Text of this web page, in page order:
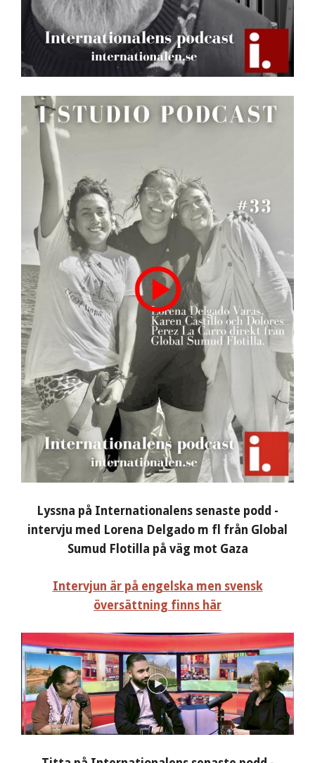
Lyssna på Internationalens senaste podd -
intervju med Lorena Delgado m fl från Global
Sumud Flotilla på väg mot Gaza
Intervjun är på engelska men svensk
översättning finns här